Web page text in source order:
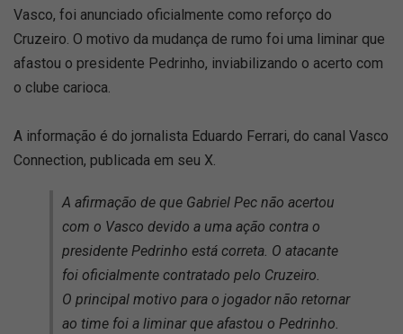
Vasco, foi anunciado oficialmente como reforço do
Cruzeiro. O motivo da mudança de rumo foi uma liminar que
afastou o presidente Pedrinho, inviabilizando o acerto com
o clube carioca.
A informação é do jornalista Eduardo Ferrari, do canal Vasco
Connection, publicada em seu X.
A afirmação de que Gabriel Pec não acertou
com o Vasco devido a uma ação contra o
presidente Pedrinho está correta. O atacante
foi oficialmente contratado pelo Cruzeiro.
O principal motivo para o jogador não retornar
ao time foi a liminar que afastou o Pedrinho.